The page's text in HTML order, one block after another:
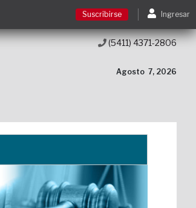
Suscribirse
Contacto
Suscribirse Ingresar
Agosto 7, 2026
(5411) 4371-2806